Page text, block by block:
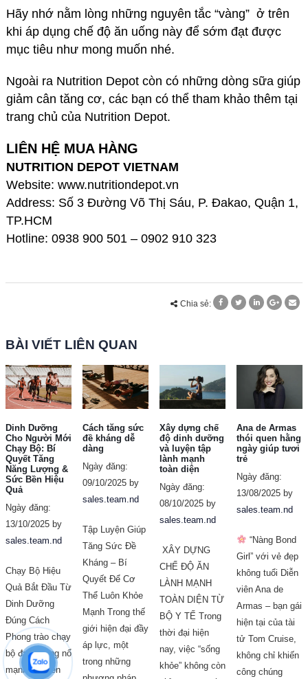
Hãy nhớ nằm lòng những nguyên tắc “vàng” ở trên
khi áp dụng chế độ ăn uống này để sớm đạt được
mục tiêu như mong muốn nhé.
Ngoài ra Nutrition Depot còn có những dòng sữa giúp
giảm cân tăng cơ, các bạn có thể tham khảo thêm tại
trang chủ của Nutrition Depot.
LIÊN HỆ MUA HÀNG
NUTRITION DEPOT VIETNAM
Website: www.nutritiondepot.vn
Address: Số 3 Đường Võ Thị Sáu, P. Đakao, Quận 1,
TP.HCM
Hotline: 0938 900 501 – 0902 910 323
Chia sẻ:
BÀI VIẾT LIÊN QUAN
Dinh Dưỡng
Cho Người Mới
Chạy Bộ: Bí
Quyết Tăng
Năng Lượng &
Sức Bền Hiệu
Quả
Ngày đăng:
13/10/2025 by
sales.team.nd
Chạy Bộ Hiệu
Quả Bắt Đầu Từ
Dinh Dưỡng
Đúng Cách
Phong trào chạy
bộ đang bùng nổ
mạnh mẽ trên
Cách tăng sức
đề kháng dễ
dàng
Ngày đăng:
09/10/2025 by
sales.team.nd
Tập Luyện Giúp
Tăng Sức Đề
Kháng – Bí
Quyết Để Cơ
Thể Luôn Khỏe
Mạnh Trong thế
giới hiện đại đầy
áp lực, một
trong những
Xây dựng chế
độ dinh dưỡng
và luyện tập
lành mạnh
toàn diện
Ngày đăng:
08/10/2025 by
sales.team.nd
XÂY DỰNG
CHẾ ĐỘ ĂN
LÀNH MẠNH
TOÀN DIỆN TỪ
BỘ Y TẾ Trong
thời đại hiện
nay, việc “sống
khỏe” không còn
Ana de Armas
thói quen hằng
ngày giúp tươi
trẻ
Ngày đăng:
13/08/2025 by
sales.team.nd
“Nàng Bond
Girl” với vẻ đẹp
không tuổi Diễn
viên Ana de
Armas – bạn gái
hiện tại của tài
tử Tom Cruise,
không chỉ khiến
công chúng